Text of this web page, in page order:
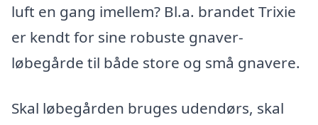
luft en gang imellem? Bl.a. brandet Trixie
er kendt for sine robuste gnaver-
løbegårde til både store og små gnavere.
Skal løbegården bruges udendørs, skal